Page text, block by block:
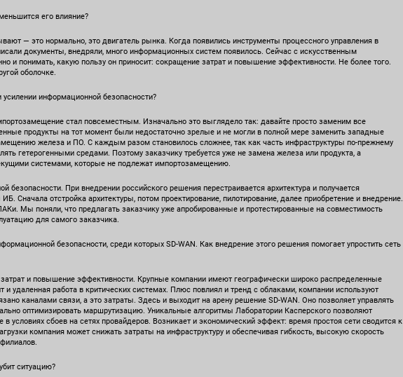
его влияние?
— это нормально, это двигатель рынка. Когда появились инструменты процессного управления в
документы, внедряли, много информационных систем появилось. Сейчас с искусственным
и понимать, какую пользу он приносит: сокращение затрат и повышение эффективности. Не более того.
оболочке.
информационной безопасности?
стал повсеместным. Изначально это выглядело так: давайте просто заменим все
продукты на тот момент были недостаточно зрелые и не могли в полной мере заменить западные
железа и ПО. С каждым разом становилось сложнее, так как часть инфраструктуры по-прежнему
гетерогенными средами. Поэтому заказчику требуется уже не замена железа или продукта, а
системами, которые не подлежат импортозамещению.
безопасности. При внедрении российского решения перестраивается архитектура и получается
Сначала отстройка архитектуры, потом проектирование, пилотирование, далее приобретение и внедрение.
Мы поняли, что предлагать заказчику уже апробированные и протестированные на совместимость
для самого заказчика.
безопасности, среди которых SD-WAN. Как внедрение этого решения помогает упростить сеть
и повышение эффективности. Крупные компании имеют географически широко распределенные
удаленная работа в критических системах. Плюс повлиял и тренд с облаками, компании используют
каналами связи, а это затраты. Здесь и выходит на арену решение SD-WAN. Оно позволяет управлять
оптимизировать маршрутизацию. Уникальные алгоритмы Лаборатории Касперского позволяют
условиях сбоев на сетях провайдеров. Возникает и экономический эффект: время простоя сети сводится к
компания может снижать затраты на инфраструктуру и обеспечивая гибкость, высокую скорость
ситуацию?